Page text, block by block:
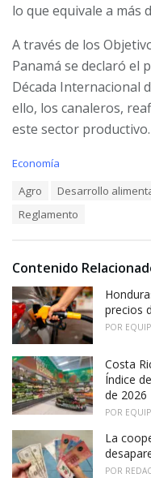
lo que equivale a más
A través de los
Panamá se declaró el
Década Internacional
ello, los canaleros,
este sector productivo.
C
i
:
Economía
Agro Desarrollo
Reglamento
Contenido
precios
POR
Costa
Índice
de 2026
POR
La
POR